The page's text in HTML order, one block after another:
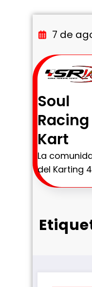
al
7 de
Soul
Racing
Kart
La
del Karting